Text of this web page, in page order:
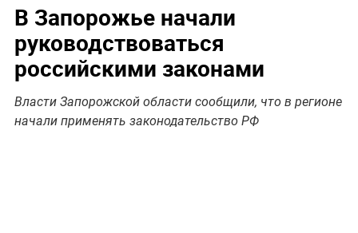
В Запорожье начали
руководствоваться
российскими законами
Власти Запорожской области сообщили, что в регионе
начали применять законодательство РФ